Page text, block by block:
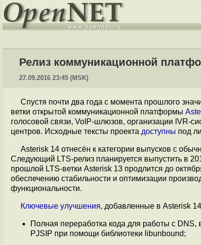
Релиз коммуникационной
27.09.2016 23:45 (MSK)
Спустя почти два года с момента прошлого
ветки открытой коммуникационной платформы
голосовой связи, VoIP-шлюзов, организации IVR-
центров. Исходные тексты проекта доступны под
Asterisk 14 отнесён к категории выпусков с
Следующий LTS-релиз планируется выпустить в
прошлой LTS-ветки Asterisk 13 продлится до
обеспечению стабильности и оптимизации
функциональности.
Ключевые улучшения, добавленные в Asterisk
Полная переработка кода для работы с
PJSIP при помощи библиотеки libunbound;